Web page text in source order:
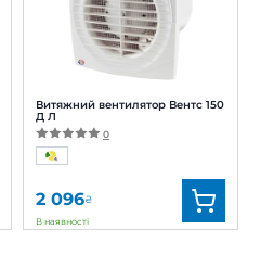
Потужність:
Рівень
шуму:
Витяжний вентилятор Вентс 150
Д Л
0
2 096₴
В наявності